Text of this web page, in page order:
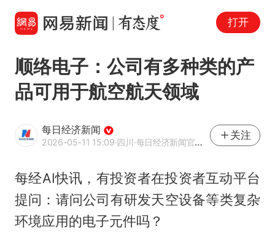
打开
顺络电子：公司有多种类的产
品可用于航空航天领域
每日经济新闻
2026-05-11 15:09·四川·每日经济新闻官方网易号
关注
每经AI快讯，有投资者在投资者互动平台
提问：请问公司有研发天空设备等类复杂
环境应用的电子元件吗？